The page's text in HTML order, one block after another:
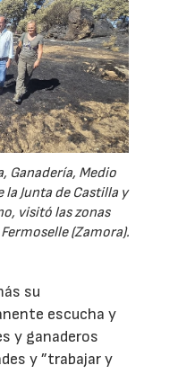
Ganadería, Medio
Junta de Castilla y
visitó las zonas
(Zamora).
su
escucha y
y ganaderos
y ”trabajar y